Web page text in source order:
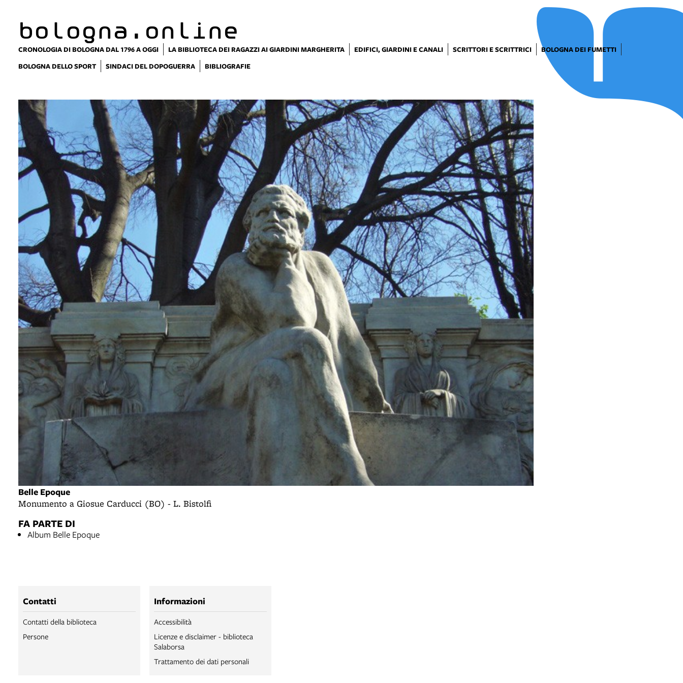
bologna.online
CRONOLOGIA DI BOLOGNA DAL 1796 A OGGI LA BIBLIOTECA DEI RAGAZZI AI GIARDINI MARGHERITA EDIFICI, GIARDINI E CANALI SCRITTORI E SCRITTRICI
BOLOGNA DEI FUMETTI
BOLOGNA DELLO SPORT
SINDACI DEL DOPOGUERRA BIBLIOGRAFIE
Belle Epoque
Monumento a Giosue Carducci (BO) - L. Bistolfi
FA PARTE DI
Album Belle Epoque
Contatti
Contatti della biblioteca
Persone
Informazioni
Accessibilità
Licenze e disclaimer - biblioteca
Salaborsa
Trattamento dei dati personali